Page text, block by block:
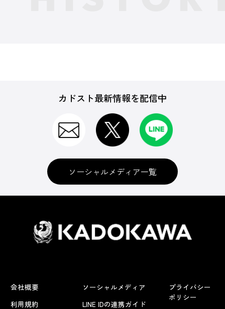
カドスト最新情報を配信中
ソーシャルメディア一覧
会社概要
利用規約
ソーシャルメディア
LINE IDの連携ガイド
プライバシー
ポリシー